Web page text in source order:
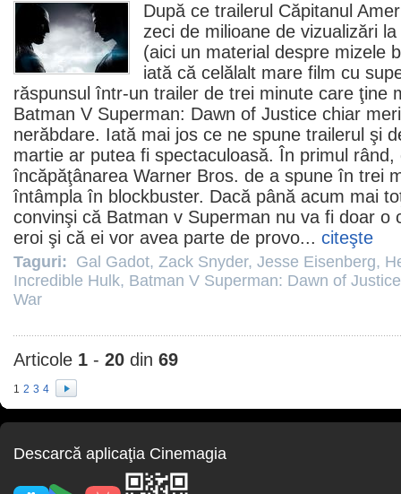
După ce trailerul Căpitanul
zeci de milioane de vizualizări
(aici un material despre mizele
iată că celălalt mare film cu
răspunsul într-un trailer de trei minute care ţine
Batman V Superman: Dawn of Justice chiar
nerăbdare. Iată mai jos ce ne spune trailerul şi
martie ar putea fi spectaculoasă. În primul
încăpăţânarea Warner Bros. de a spune în trei
întâmpla în blockbuster. Dacă până acum mai
convinşi că Batman v Superman nu va fi doar o
eroi şi că ei vor avea parte de provo... citeşte
Taguri: Gal Gadot, Zack Snyder, Jesse Eisenberg,
Incredible Hulk, Batman V Superman: Dawn of Justice
War
Articole 1 - 20 din 69
1 2 3 4
Descarcă aplicaţia Cinemagia